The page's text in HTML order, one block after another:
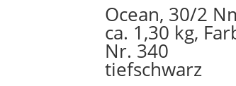
Ocean, 30/2
ca. 1,30 kg,
Nr. 340
tiefschwarz